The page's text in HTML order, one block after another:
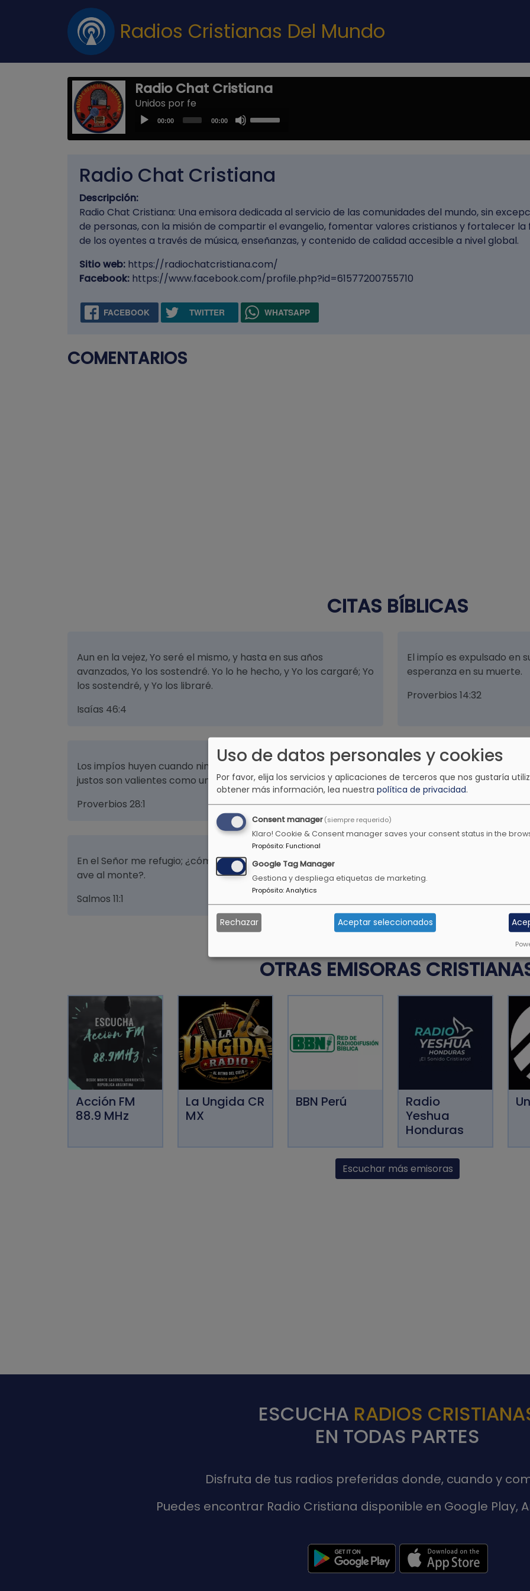
Radios Cristianas Del Mundo
Radio Chat Cristiana
Unidos por fe
Audio00:00 00:00
Arrow
to
decrease
volume.
Radio Chat Cristiana
Descripción:
Radio Chat Cristiana: Una emisora dedicada al servicio de las comunidades del mundo, sin
de personas, con la misión de compartir el evangelio, fomentar valores cristianos y fortalecer la
de los oyentes a través de música, enseñanzas, y contenido de calidad accesible a nivel global.
Sitio web: https://radiochatcristiana.com/
Facebook: https://www.facebook.com/profile.php?id=61577200755710
FACEBOOK TWITTER WHATSAPP
COMENTARIOS
CITAS BÍBLICAS
Aun en la vejez, Yo seré el mismo, y hasta en sus años
avanzados, Yo los sostendré. Yo lo he hecho, y Yo los cargaré; Yo
los sostendré, y Yo los libraré.
Isaías 46:4
El impío es expulsado en
esperanza en su muerte.
Proverbios 14:32
Los impíos huyen cuando ningún hombre los persigue, pero los
justos son valientes como un león
Proverbios 28:1
Es, pues, la fe, la
demostración de lo que no
Hebreos 11:1
En el Señor me refugio; ¿cómo le dices a mi alma, huye como un
ave al monte?.
Salmos 11:1
Me mostrarás la senda
de gozo, a tu diestra hay
OTRAS EMISORAS
Acción FM
88.9 MHz
La Ungida CR
MX
BBN Perú
Radio
Yeshua
Honduras
Escuchar más emisoras
ESCUCHA RADIOS
EN TODAS PARTES
Disfruta de tus radios preferidas donde, cuando y
Puedes encontrar Radio Cristiana disponible en Google Play,
Uso de datos personales y cookies
Por favor, elija los servicios y aplicaciones de terceros que nos gustaría
obtener más información, lea nuestra política de privacidad.
Consent manager(siempre requerido)
Klaro! Cookie & Consent manager saves your consent status in the
Propósito:Functional
Google Tag Manager
Gestiona y despliega etiquetas de marketing.
Propósito:Analytics
Rechazar Aceptar seleccionados